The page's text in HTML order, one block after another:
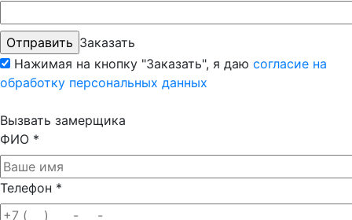
Заказать
Нажимая на кнопку "Заказать", я даю согласие на
обработку персональных данных
Вызвать замерщика
ФИО *
Телефон *